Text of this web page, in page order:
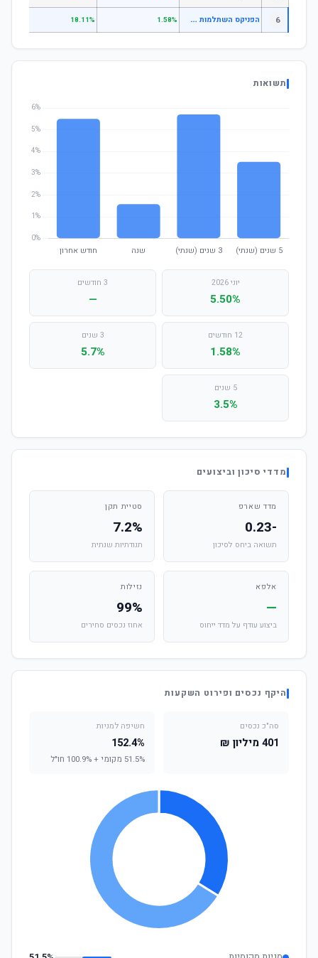
6 ה
פניקס השתלמות עוקב מדדים גמיש 1.58%
18.11%
תשואות
יוני 2026
5.50%
3 חודשים
—
12 חודשים
1.58%
3 שנים
5.7%
5 שנים
3.5%
מדדי סיכון וביצועים
מדד שארפ
-0.23
תשואה ביחס לסיכון
סטיית תקן
7.2%
תנודתיות שנתית
אלפא
—
ביצוע עודף על מדד ייחוס
נזילות
99%
אחוז נכסים סחירים
היקף נכסים ופירוט השקעות
סה"כ נכסים
401 מיליון ₪
חשיפה למניות
152.4%
51.5% מקומי + 100.9% חו"ל